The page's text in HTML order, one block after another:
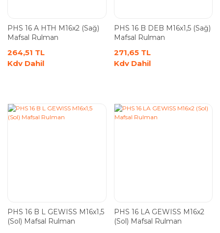
PHS 16 A HTH M16x2 (Sağ)
Mafsal Rulman
264,51 TL
Kdv Dahil
PHS 16 B DEB M16x1,5 (Sağ)
Mafsal Rulman
271,65 TL
Kdv Dahil
PHS 16 B L GEWISS M16x1,5
(Sol) Mafsal Rulman
PHS 16 LA GEWISS M16x2
(Sol) Mafsal Rulman